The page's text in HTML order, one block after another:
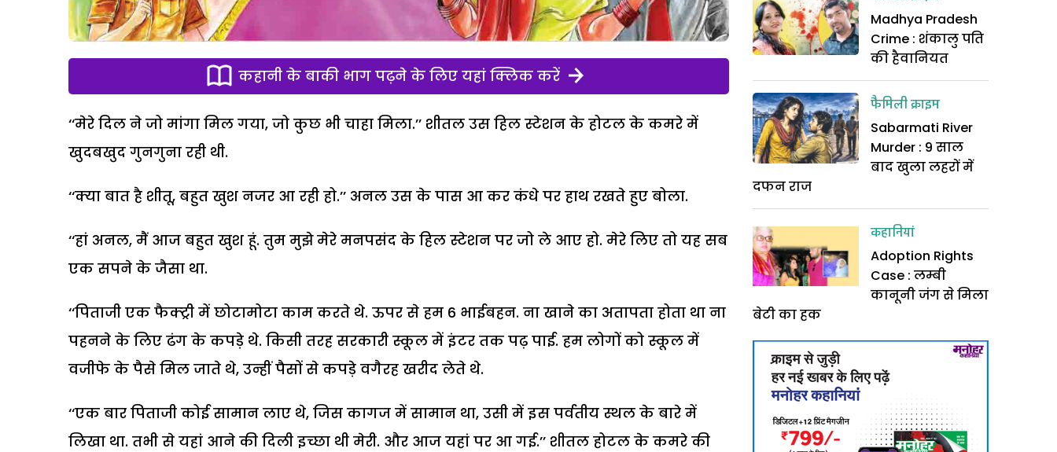
कहानी के बाकी भाग पढ़ने के लिए यहां क्लिक करें
‘‘मेरे दिल ने जो मांगा मिल गया, जो कुछ भी चाहा मिला.’’ शीतल उस हिल स्टेशन के होटल के कमरे में
खुदबखुद गुनगुना रही थी.
‘‘क्या बात है शीतू, बहुत खुश नजर आ रही हो.’’ अनल उस के पास आ कर कंधे पर हाथ रखते हुए बोला.
‘‘हां अनल, मैं आज बहुत खुश हूं. तुम मुझे मेरे मनपसंद के हिल स्टेशन पर जो ले आए हो. मेरे लिए तो यह सब
एक सपने के जैसा था.
‘‘पिताजी एक फैक्ट्री में छोटामोटा काम करते थे. ऊपर से हम 6 भाईबहन. ना खाने का अतापता होता था ना
पहनने के लिए ढंग के कपड़े थे. किसी तरह सरकारी स्कूल में इंटर तक पढ़ पाई. हम लोगों को स्कूल में
वजीफे के पैसे मिल जाते थे, उन्हीं पैसों से कपड़े वगैरह खरीद लेते थे.
‘‘एक बार पिताजी कोई सामान लाए थे, जिस कागज में सामान था, उसी में इस पर्वतीय स्थल के बारे में
लिखा था. तभी से यहां आने की दिली इच्छा थी मेरी. और आज यहां पर आ गई.’’ शीतल होटल के कमरे की
Madhya Pradesh
Crime : शंकालु पति
की हैवानियत
फैमिली क्राइम
Sabarmati River
Murder : 9 साल
बाद खुला लहरों में
दफन राज
कहानियां
Adoption Rights
Case : लम्बी
कानूनी जंग से मिला
बेटी का हक